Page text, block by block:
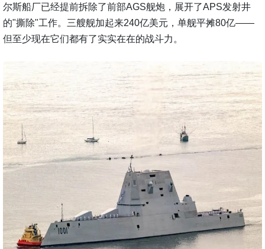
尔斯船厂已经提前拆除了前部AGS舰炮，展开了APS发射井
的"撕除"工作。三艘舰加起来240亿美元，单舰平摊80亿——
但至少现在它们都有了实实在在的战斗力。